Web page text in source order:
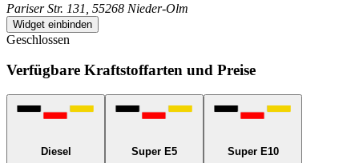
Pariser Str. 131, 55268 Nieder-Olm
Widget einbinden
Geschlossen
Verfügbare Kraftstoffarten und Preise
Diesel Super E5 Super E10